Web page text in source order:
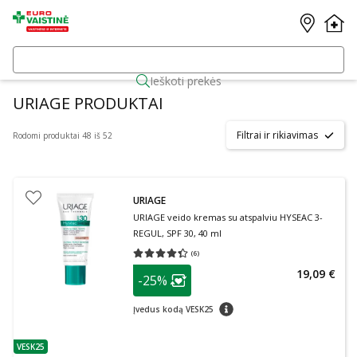
Ieškoti prekės
URIAGE PRODUKTAI
Rodomi produktai 48 iš 52 Filtrai ir rikiavimas
patarimas
VESK25
URIAGE
URIAGE veido kremas su atspalviu HYSEAC 3-
REGUL, SPF 30, 40 ml
(6)
Vidutinis įvertinimas 4.33
patarimas
Lojalumo klubo narių nuolaida
-25%
Įvedus kodą VESK25 patarimas
19,09 €